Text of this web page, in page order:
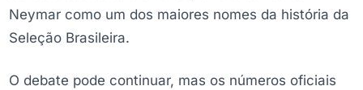
Neymar como um dos maiores nomes da história da
Seleção Brasileira.
O debate pode continuar, mas os números oficiais